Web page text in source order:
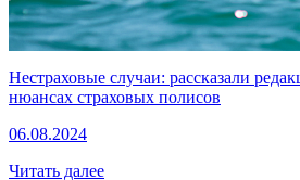
Нестраховые случаи: рассказали
нюансах страховых полисов
06.08.2024
Читать далее